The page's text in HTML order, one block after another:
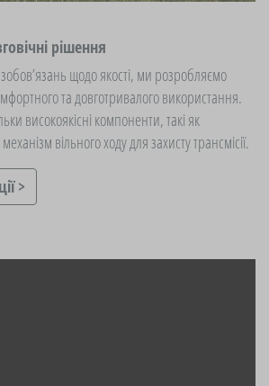
рішення
щодо якості, ми розробляємо
та довготривалого використання.
високоякісні компоненти, такі як
вільного ходу для захисту трансмісії.
>